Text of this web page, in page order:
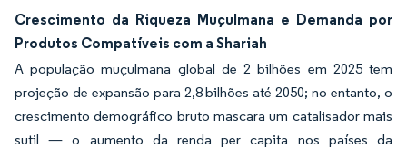
Crescimento da Riqueza Muçulmana e Demanda por
Produtos Compatíveis com a Shariah
A população muçulmana global de 2 bilhões em 2025 tem
projeção de expansão para 2,8 bilhões até 2050; no entanto, o
crescimento demográfico bruto mascara um catalisador mais
sutil — o aumento da renda per capita nos países da